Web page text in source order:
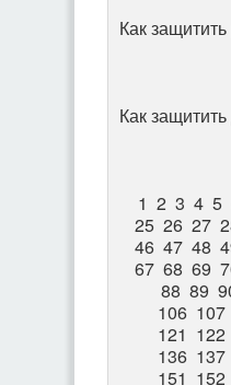
Как
Как
1 2 3 4 5
25 26 27
46 47 48
67 68 69
88 89
106 107
121 122
136 137
151 152